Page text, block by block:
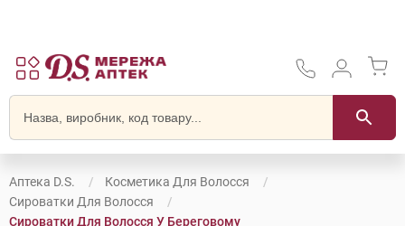
Аптека D.S.
Косметика Для Волосся
Сироватки Для Волосся
Сироватки Для Волосся У Береговому